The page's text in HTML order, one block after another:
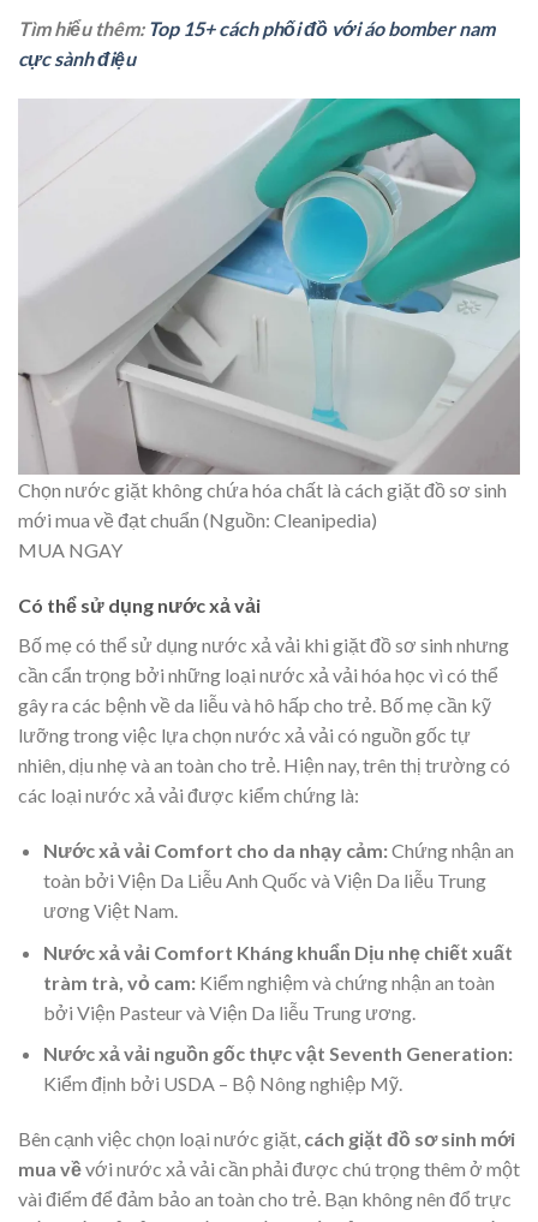
Tìm hiểu thêm: Top 15+ cách phối đồ với áo bomber nam
cực sành điệu
Chọn nước giặt không chứa hóa chất là cách giặt đồ sơ sinh
mới mua về đạt chuẩn (Nguồn: Cleanipedia)
MUA NGAY
Có thể sử dụng nước xả vải
Bố mẹ có thể sử dụng nước xả vải khi giặt đồ sơ sinh nhưng
cần cẩn trọng bởi những loại nước xả vải hóa học vì có thể
gây ra các bệnh về da liễu và hô hấp cho trẻ. Bố mẹ cần kỹ
lưỡng trong việc lựa chọn nước xả vải có nguồn gốc tự
nhiên, dịu nhẹ và an toàn cho trẻ. Hiện nay, trên thị trường có
các loại nước xả vải được kiểm chứng là:
Nước xả vải Comfort cho da nhạy cảm:Chứng nhận an
toàn bởi Viện Da Liễu Anh Quốc và Viện Da liễu Trung
ương Việt Nam.
Nước xả vải Comfort Kháng khuẩn Dịu nhẹ chiết xuất
tràm trà, vỏ cam:Kiểm nghiệm và chứng nhận an toàn
bởi Viện Pasteur và Viện Da liễu Trung ương.
Nước xả vải nguồn gốc thực vật Seventh Generation:
Kiểm định bởi USDA – Bộ Nông nghiệp Mỹ.
Bên cạnh việc chọn loại nước giặt, cách giặt đồ sơ sinh mới
mua vềvới nước xả vải cần phải được chú trọng thêm ở một
vài điểm để đảm bảo an toàn cho trẻ. Bạn không nên đổ trực